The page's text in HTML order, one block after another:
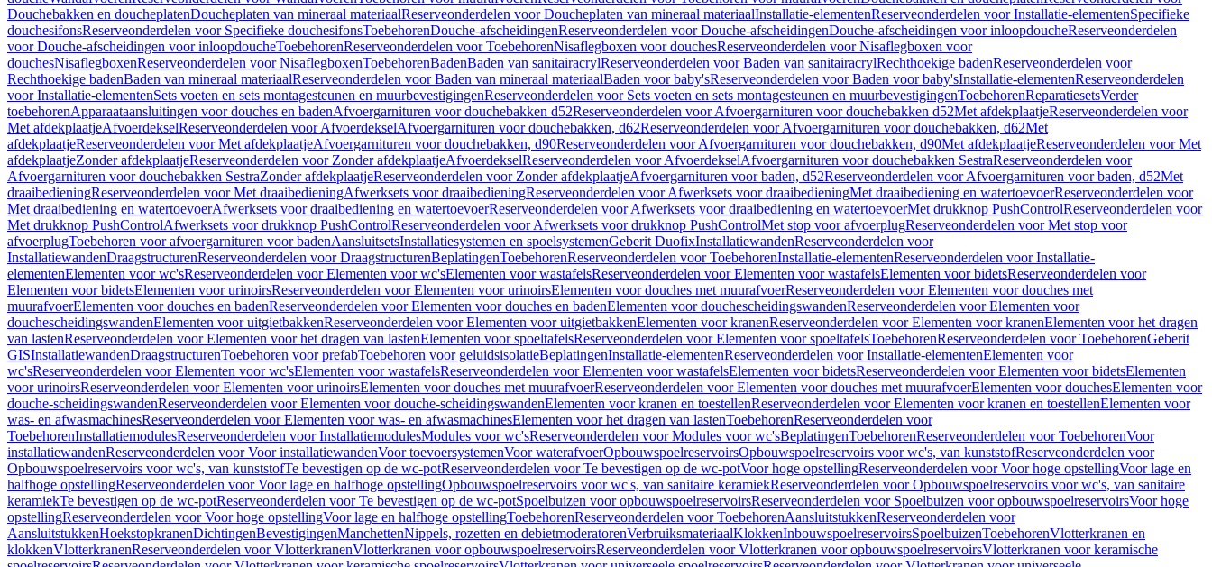
Douchebakken en doucheplatenDoucheplaten van mineraal materiaalReserveonderdelen voor Doucheplaten van mineraal materiaalInstallatie-elementenReserveonderdelen voor Installatie-elementenSpecifieke
douchesifonsReserveonderdelen voor Specifieke douchesifonsToebehorenDouche-afscheidingenReserveonderdelen voor Douche-afscheidingenDouche-afscheidingen voor inloopdoucheReserveonderdelen
voor Douche-afscheidingen voor inloopdoucheToebehorenReserveonderdelen voor ToebehorenNisaflegboxen voor douchesReserveonderdelen voor Nisaflegboxen voor
douchesNisaflegboxenReserveonderdelen voor NisaflegboxenToebehorenBadenBaden van sanitairacrylReserveonderdelen voor Baden van sanitairacrylRechthoekige badenReserveonderdelen voor
Rechthoekige badenBaden van mineraal materiaalReserveonderdelen voor Baden van mineraal materiaalBaden voor baby'sReserveonderdelen voor Baden voor baby'sInstallatie-elementenReserveonderdelen
voor Installatie-elementenSets voeten en sets montagesteunen en muurbevestigingenReserveonderdelen voor Sets voeten en sets montagesteunen en muurbevestigingenToebehorenReparatiesetsVerder
toebehorenApparaataansluitingen voor douches en badenAfvoergarnituren voor douchebakken d52Reserveonderdelen voor Afvoergarnituren voor douchebakken d52Met afdekplaatjeReserveonderdelen voor
Met afdekplaatjeAfvoerdekselReserveonderdelen voor AfvoerdekselAfvoergarnituren voor douchebakken, d62Reserveonderdelen voor Afvoergarnituren voor douchebakken, d62Met
afdekplaatjeReserveonderdelen voor Met afdekplaatjeAfvoergarnituren voor douchebakken, d90Reserveonderdelen voor Afvoergarnituren voor douchebakken, d90Met afdekplaatjeReserveonderdelen voor Met
afdekplaatjeZonder afdekplaatjeReserveonderdelen voor Zonder afdekplaatjeAfvoerdekselReserveonderdelen voor AfvoerdekselAfvoergarnituren voor douchebakken SestraReserveonderdelen voor
Afvoergarnituren voor douchebakken SestraZonder afdekplaatjeReserveonderdelen voor Zonder afdekplaatjeAfvoergarnituren voor baden, d52Reserveonderdelen voor Afvoergarnituren voor baden, d52Met
draaibedieningReserveonderdelen voor Met draaibedieningAfwerksets voor draaibedieningReserveonderdelen voor Afwerksets voor draaibedieningMet draaibediening en watertoevoerReserveonderdelen voor
Met draaibediening en watertoevoerAfwerksets voor draaibediening en watertoevoerReserveonderdelen voor Afwerksets voor draaibediening en watertoevoerMet drukknop PushControlReserveonderdelen voor
Met drukknop PushControlAfwerksets voor drukknop PushControlReserveonderdelen voor Afwerksets voor drukknop PushControlMet stop voor afvoerplugReserveonderdelen voor Met stop voor
afvoerplugToebehoren voor afvoergarnituren voor badenAansluitsetsInstallatiesystemen en spoelsystemenGeberit DuofixInstallatiewandenReserveonderdelen voor
InstallatiewandenDraagstructurenReserveonderdelen voor DraagstructurenBeplatingenToebehorenReserveonderdelen voor ToebehorenInstallatie-elementenReserveonderdelen voor Installatie-
elementenElementen voor wc'sReserveonderdelen voor Elementen voor wc'sElementen voor wastafelsReserveonderdelen voor Elementen voor wastafelsElementen voor bidetsReserveonderdelen voor
Elementen voor bidetsElementen voor urinoirsReserveonderdelen voor Elementen voor urinoirsElementen voor douches met muurafvoerReserveonderdelen voor Elementen voor douches met
muurafvoerElementen voor douches en badenReserveonderdelen voor Elementen voor douches en badenElementen voor douchescheidingswandenReserveonderdelen voor Elementen voor
douchescheidingswandenElementen voor uitgietbakkenReserveonderdelen voor Elementen voor uitgietbakkenElementen voor kranenReserveonderdelen voor Elementen voor kranenElementen voor het dragen
van lastenReserveonderdelen voor Elementen voor het dragen van lastenElementen voor spoeltafelsReserveonderdelen voor Elementen voor spoeltafelsToebehorenReserveonderdelen voor ToebehorenGeberit
GISInstallatiewandenDraagstructurenToebehoren voor prefabToebehoren voor geluidsisolatieBeplatingenInstallatie-elementenReserveonderdelen voor Installatie-elementenElementen voor
wc'sReserveonderdelen voor Elementen voor wc'sElementen voor wastafelsReserveonderdelen voor Elementen voor wastafelsElementen voor bidetsReserveonderdelen voor Elementen voor bidetsElementen
voor urinoirsReserveonderdelen voor Elementen voor urinoirsElementen voor douches met muurafvoerReserveonderdelen voor Elementen voor douches met muurafvoerElementen voor douchesElementen voor
douche-scheidingswandenReserveonderdelen voor Elementen voor douche-scheidingswandenElementen voor kranen en toestellenReserveonderdelen voor Elementen voor kranen en toestellenElementen voor
was- en afwasmachinesReserveonderdelen voor Elementen voor was- en afwasmachinesElementen voor het dragen van lastenToebehorenReserveonderdelen voor
ToebehorenInstallatiemodulesReserveonderdelen voor InstallatiemodulesModules voor wc'sReserveonderdelen voor Modules voor wc'sBeplatingenToebehorenReserveonderdelen voor ToebehorenVoor
installatiewandenReserveonderdelen voor Voor installatiewandenVoor toevoersystemenVoor waterafvoerOpbouwspoelreservoirsOpbouwspoelreservoirs voor wc's, van kunststofReserveonderdelen voor
Opbouwspoelreservoirs voor wc's, van kunststofTe bevestigen op de wc-potReserveonderdelen voor Te bevestigen op de wc-potVoor hoge opstellingReserveonderdelen voor Voor hoge opstellingVoor lage en
halfhoge opstellingReserveonderdelen voor Voor lage en halfhoge opstellingOpbouwspoelreservoirs voor wc's, van sanitaire keramiekReserveonderdelen voor Opbouwspoelreservoirs voor wc's, van sanitaire
keramiekTe bevestigen op de wc-potReserveonderdelen voor Te bevestigen op de wc-potSpoelbuizen voor opbouwspoelreservoirsReserveonderdelen voor Spoelbuizen voor opbouwspoelreservoirsVoor hoge
opstellingReserveonderdelen voor Voor hoge opstellingVoor lage en halfhoge opstellingToebehorenReserveonderdelen voor ToebehorenAansluitstukkenReserveonderdelen voor
AansluitstukkenHoekstopkranenDichtingenBevestigingenManchettenNippels, rozetten en debietmoderatorenVerbruiksmateriaalKlokkenInbouwspoelreservoirsSpoelbuizenToebehorenVlotterkranen en
klokkenVlotterkranenReserveonderdelen voor VlotterkranenVlotterkranen voor opbouwspoelreservoirsReserveonderdelen voor Vlotterkranen voor opbouwspoelreservoirsVlotterkranen voor keramische